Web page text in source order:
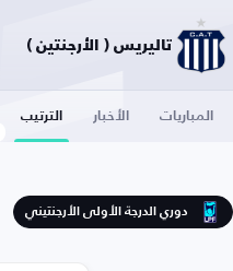
تاليريس ( الأرجنتين )
المباريات الأخبار الترتيب
دوري الدرجة الأولى الأرجنتيني